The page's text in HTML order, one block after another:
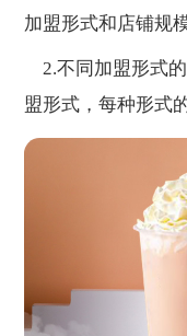
加盟形式和店铺规模
2.不同加盟形式
盟形式，每种形式